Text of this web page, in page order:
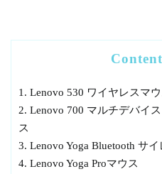
1. Lenovo 530 ワイヤレスマウ
2. Lenovo 700 マルチデバイ
ス
3. Lenovo Yoga Bluetooth サ
4. Lenovo Yoga Proマウス